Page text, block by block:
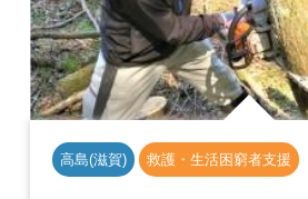
高島(滋賀) 救護・生活困窮者支援